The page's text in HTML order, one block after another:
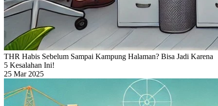
THR Habis Sebelum Sampai Kampung Halaman? Bisa Jadi Karena
5 Kesalahan Ini!
25 Mar 2025